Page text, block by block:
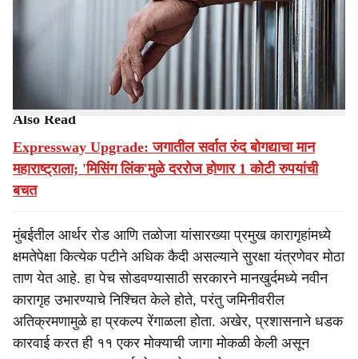
e
कारागृह उभारण्याच्या कामाला गती दिली आहे. घाटकोपर-मानखुर्द
लिंक रोडलगतच्या या जमिनीवरील १२०० हून अधिक बेकायदा
झोपड्यांचे अतिक्रमण हटवून, ही जागा आता अधिकृतपणे मुंबई
मध्यवर्ती कारागृह प्रशासनाकडे सुपूर्द करण्यात आली आहे.
Also Read
Expressway Upgrade: जगातील सर्वात रुंद बोगद्याचा मान
महाराष्ट्राला; 'मिसिंग लिंक'मुळे दररोज होणार 1 कोटी रुपयांची
बचत
मुंबईतील आर्थर रोड आणि तळोजा यांसारख्या प्रमुख कारागृहांमध्ये
क्षमतेपेक्षा कित्येक पटीने अधिक कैदी असल्याने सुरक्षा यंत्रणेवर मोठा
ताण येत आहे. हा पेच सोडवण्यासाठी सरकारने मानखुर्दमध्ये नवीन
कारागृह उभारण्याचे निश्चित केले होते, परंतु जमिनीवरील
अतिक्रमणामुळे हा प्रकल्प रेंगाळला होता. अखेर, प्रशासनाने धडक
कारवाई करत ही ११ एकर मोक्याची जागा मोकळी केली असून